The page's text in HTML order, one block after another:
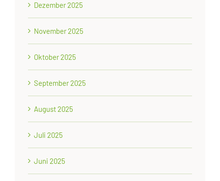
Dezember 2025
November 2025
Oktober 2025
September 2025
August 2025
Juli 2025
Juni 2025